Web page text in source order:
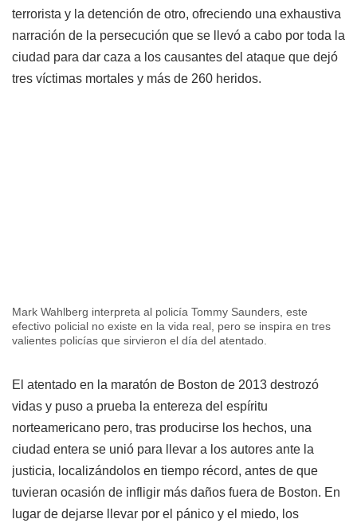
terrorista y la detención de otro, ofreciendo una exhaustiva
narración de la persecución que se llevó a cabo por toda la
ciudad para dar caza a los causantes del ataque que dejó
tres víctimas mortales y más de 260 heridos.
Mark Wahlberg interpreta al policía Tommy Saunders, este
efectivo policial no existe en la vida real, pero se inspira en tres
valientes policías que sirvieron el día del atentado.
El atentado en la maratón de Boston de 2013 destrozó
vidas y puso a prueba la entereza del espíritu
norteamericano pero, tras producirse los hechos, una
ciudad entera se unió para llevar a los autores ante la
justicia, localizándolos en tiempo récord, antes de que
tuvieran ocasión de infligir más daños fuera de Boston. En
lugar de dejarse llevar por el pánico y el miedo, los